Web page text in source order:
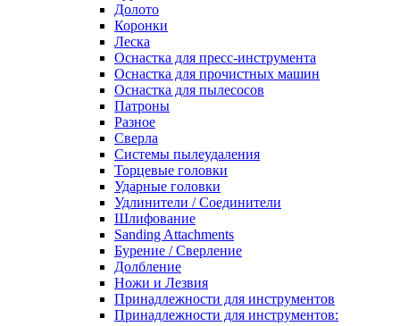
Долото
Коронки
Леска
Оснастка для пресс-инструмента
Оснастка для прочистных машин
Оснастка для пылесосов
Патроны
Разное
Сверла
Системы пылеудаления
Торцевые головки
Ударные головки
Удлинители / Соединители
Шлифование
Sanding Attachments
Бурение / Сверление
Долбление
Ножи и Лезвия
Принадлежности для инструментов
Принадлежности для инструментов: